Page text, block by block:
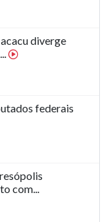
diverge
federais
com...